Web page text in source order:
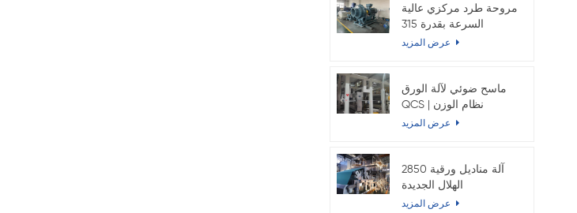
مروحة طرد مركزي عالية
السرعة بقدرة 315
كيلوواط لماكينة ورق
ماسح ضوئي لآلة الورق
QCS | نظام الوزن
والرطوبة الأساسي عبر
2850 آلة مناديل ورقية
الهلال الجديدة